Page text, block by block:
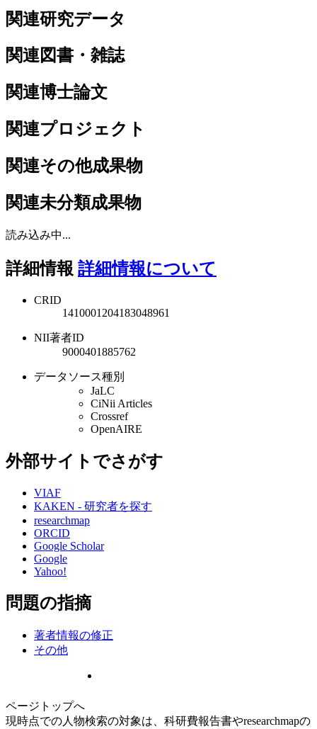
関連研究データ
関連図書・雑誌
関連博士論文
関連プロジェクト
関連その他成果物
関連未分類成果物
読み込み中...
詳細情報 詳細情報について
CRID
1410001204183048961
NII著者ID
9000401885762
データソース種別
JaLC
CiNii Articles
Crossref
OpenAIRE
外部サイトでさがす
VIAF
KAKEN - 研究者を探す
researchmap
ORCID
Google Scholar
Google
Yahoo!
問題の指摘
著者情報の修正
その他
ページトップへ
現時点での人物検索の対象は、科研費報告書やresearchmapの